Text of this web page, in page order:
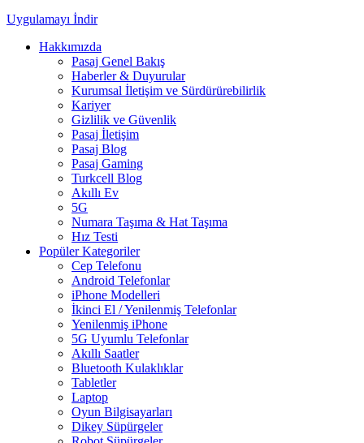
Uygulamayı İndir
Hakkımızda
Pasaj Genel Bakış
Haberler & Duyurular
Kurumsal İletişim ve Sürdürürebilirlik
Kariyer
Gizlilik ve Güvenlik
Pasaj İletişim
Pasaj Blog
Pasaj Gaming
Turkcell Blog
Akıllı Ev
5G
Numara Taşıma & Hat Taşıma
Hız Testi
Popüler Kategoriler
Cep Telefonu
Android Telefonlar
iPhone Modelleri
İkinci El / Yenilenmiş Telefonlar
Yenilenmiş iPhone
5G Uyumlu Telefonlar
Akıllı Saatler
Bluetooth Kulaklıklar
Tabletler
Laptop
Oyun Bilgisayarları
Dikey Süpürgeler